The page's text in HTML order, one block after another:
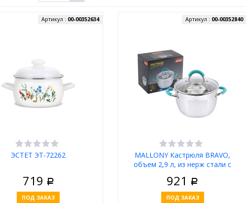
ЭСТЕТ ЭТ-72262
Артикул : 00-00352634
719 Р
ПОД ЗАКАЗ
MALLONY Кастрюля BRAVO,
объем 2,9 л, из нерж стали с
размер 18*11,5 см
Артикул : 00-00352840
921 Р
ПОД ЗАКАЗ